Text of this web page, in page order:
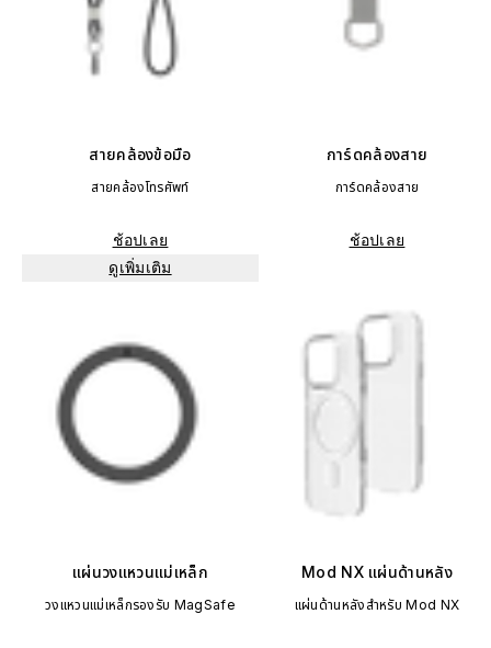
สายคล้องข้อมือ
สายคล้องโทรศัพท์
ช้อปเลย
ดูเพิ่มเติม
การ์ดคล้องสาย
การ์ดคล้องสาย
ช้อปเลย
แผ่นวงแหวนแม่เหล็ก
วงแหวนแม่เหล็กรองรับ MagSafe
Mod NX แผ่นด้านหลัง
แผ่นด้านหลังสำหรับ Mod NX